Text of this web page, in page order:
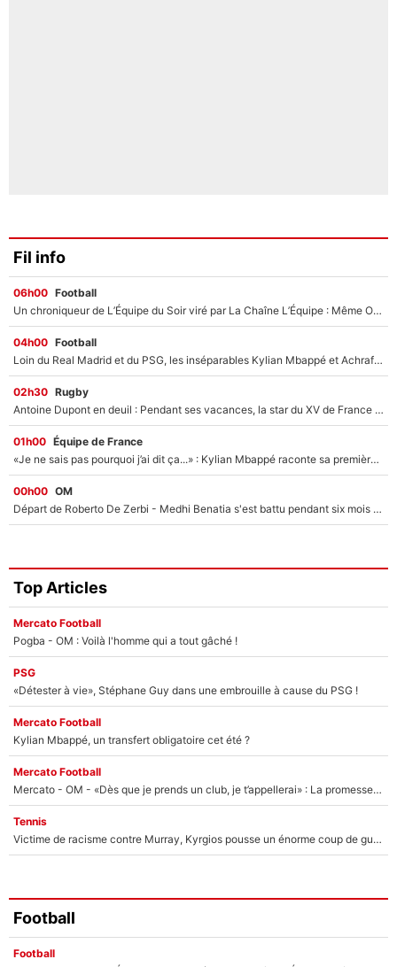
Fil info
06h00 Football
Un chroniqueur de L’Équipe du Soir viré par La Chaîne L’Équipe : Même Olivier Ménard n’avait pas pu empêcher son départ, «je l’ai appris sur Twitter, je l’ai vécu assez mal»
04h00 Football
Loin du Real Madrid et du PSG, les inséparables Kylian Mbappé et Achraf Hakimi changent d'équipe le temps d'une journée !
02h30 Rugby
Antoine Dupont en deuil : Pendant ses vacances, la star du XV de France a perdu sa grand-mère
01h00 Équipe de France
«Je ne sais pas pourquoi j’ai dit ça...» : Kylian Mbappé raconte sa première rencontre avec Zinédine Zidane (et c’est très drôle)
00h00 OM
Départ de Roberto De Zerbi - Medhi Benatia s'est battu pendant six mois pour le retenir à l'OM, le PSG a été le naufrage de trop : «Je pars avec toi»
Top Articles
Mercato Football
Pogba - OM : Voilà l'homme qui a tout gâché !
PSG
«Détester à vie», Stéphane Guy dans une embrouille à cause du PSG !
Mercato Football
Kylian Mbappé, un transfert obligatoire cet été ?
Mercato Football
Mercato - OM - «Dès que je prends un club, je t’appellerai» : La promesse de Marcelino au moment de claquer la porte
Tennis
Victime de racisme contre Murray, Kyrgios pousse un énorme coup de gueule !
Football
Football